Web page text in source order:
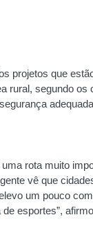
projetos que
rural, segundo
rota muito
vê que
um pouco
esportes”,